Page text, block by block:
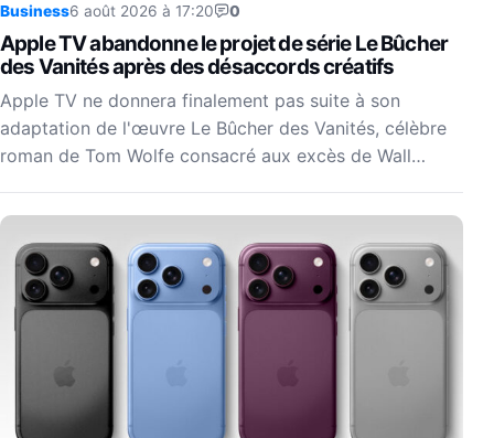
Business6 août 2026 à 17:20 0
Apple TV abandonne le projet de série Le Bûcher
des Vanités après des désaccords créatifs
Apple TV ne donnera finalement pas suite à son
adaptation de l'œuvre Le Bûcher des Vanités, célèbre
roman de Tom Wolfe consacré aux excès de Wall…